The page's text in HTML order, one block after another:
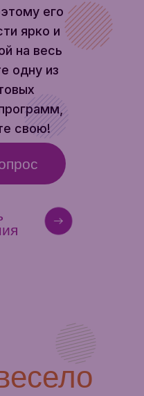
его
ярко и
на весь
одну из
свою!